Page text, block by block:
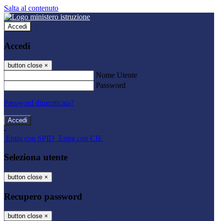
Salta al contenuto
Accedi
Accedi
button close ×
Nome Utente
Password
Password dimenticata?
-
Entra con SPID Entra con CIE
Seleziona utente
button close ×
Recupero password
button close ×